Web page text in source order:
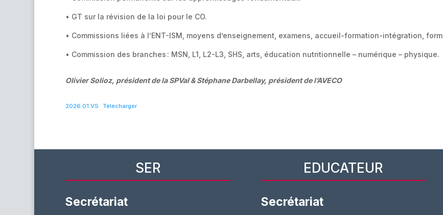
• GT sur la révision de la loi pour le CO.
• Commissions liées à l’ENT-ISM, moyens d’enseignement, examens, accueil-formation-intégration,
• Commission des branches : MSN, L1, L2-L3, SHS, arts, éducation nutritionnelle – numérique – physique.
Olivier Solioz, président de la SPVal & Stéphane Darbellay, président de l’AVECO
2026.01.VS Télécharger
SER
Secrétariat
EDUCATEUR
Secrétariat